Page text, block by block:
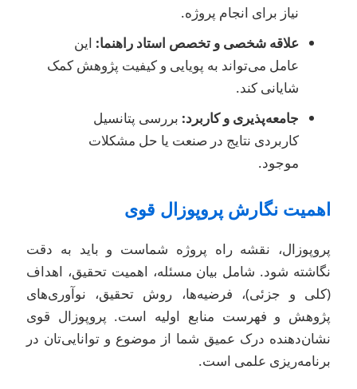
نیاز برای انجام پروژه.
علاقه شخصی و تخصص استاد راهنما:این
عامل می‌تواند به پویایی و کیفیت پژوهش کمک
شایانی کند.
جامعه‌پذیری و کاربرد:بررسی پتانسیل
کاربردی نتایج در صنعت یا حل مشکلات
موجود.
نگارش پروپوزال قوی
نقشه راه پروژه شماست و باید به دقت
شود. شامل بیان مسئله، اهمیت تحقیق، اهداف
و جزئی)، فرضیه‌ها، روش تحقیق، نوآوری‌های
و فهرست منابع اولیه است. پروپوزال قوی
درک عمیق شما از موضوع و توانایی‌تان در
علمی است.